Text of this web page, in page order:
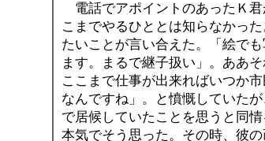
電話でアポイントのあったＫ君
こまでやるひととは知らなかっ
たいことが言い合えた。「絵で
ます。まるで継子扱い」。ああ
ここまで仕事が出来ればいつか
なんですね」。と憤慨していた
で居候していたことを思うと同
本気でそう思った。その時、彼